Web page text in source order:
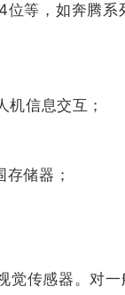
等，如奔腾系
信息交互；
储器；
传感器。对一